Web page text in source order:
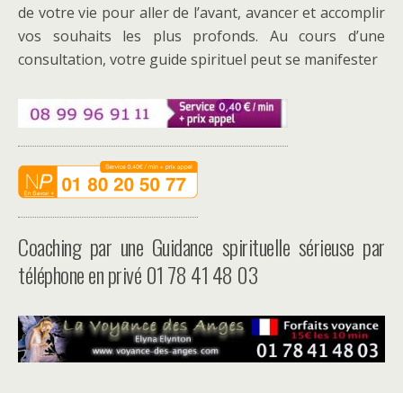
de votre vie pour aller de l’avant, avancer et accomplir
vos souhaits les plus profonds. Au cours d’une
consultation, votre guide spirituel peut se manifester
Coaching par une Guidance spirituelle sérieuse par
téléphone en privé 01 78 41 48 03